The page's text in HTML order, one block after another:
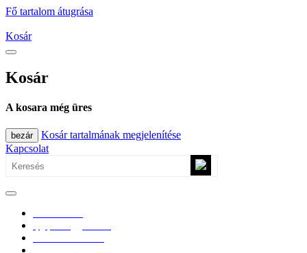
Fő tartalom átugrása
Kosár
Kosár
A kosara még üres
bezár
Kosár tartalmának megjelenítése
Kapcsolat